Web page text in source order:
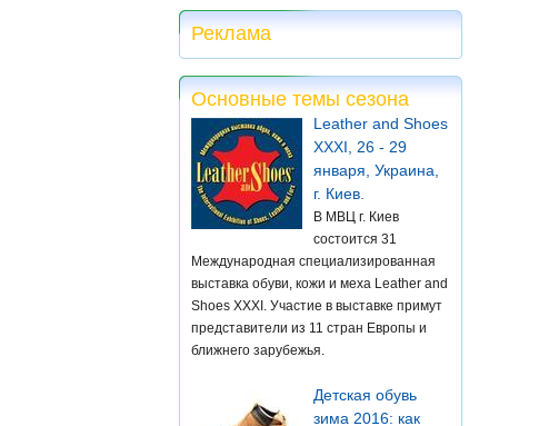
Реклама
Основные темы сезона
Leather and Shoes
XXXI, 26 - 29
января, Украина,
г. Киев.
В МВЦ г. Киев
состоится 31
Международная специализированная
выставка обуви, кожи и меха Leather and
Shoes XXXI. Участие в выставке примут
представители из 11 стран Европы и
ближнего зарубежья.
Детская обувь
зима 2016: как